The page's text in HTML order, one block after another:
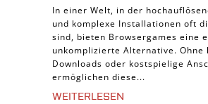
Piraten Spiele
Sport Spiele
Pferde Spiele
Simulation Spiele
Tier Spiele
In einer Welt, in der
und komplexe Installationen oft
sind, bieten Browsergames eine
unkomplizierte Alternative. Ohne
Downloads oder kostspielige
ermöglichen diese...
WEITERLESEN